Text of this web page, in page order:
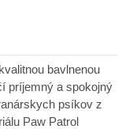
bavlnenou
príjemný a spokojný
psíkov z
Paw Patrol